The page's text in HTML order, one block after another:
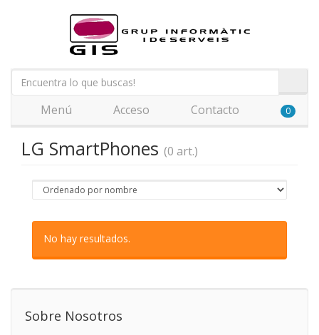
Menú Acceso Contacto 0
LG SmartPhones (0 art.)
No hay resultados.
Sobre Nosotros